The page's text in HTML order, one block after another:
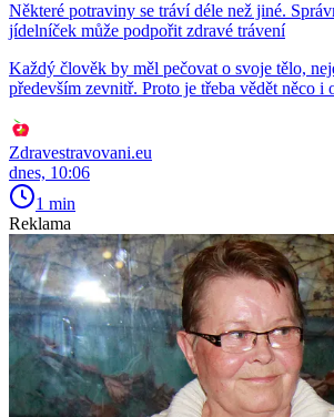
Některé potraviny se tráví déle než jiné.
jídelníček může podpořit zdravé trávení
Každý člověk by měl pečovat o svoje tělo,
především zevnitř. Proto je třeba vědět něco i
Zdravestravovani.eu
dnes, 10:06
1 min
Reklama